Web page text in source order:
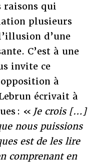
raisons qui
plusieurs
d’une
C’est à une
invite ce
à
écrivait à
: « Je crois […]
nous puissions
est de les lire
comprenant en